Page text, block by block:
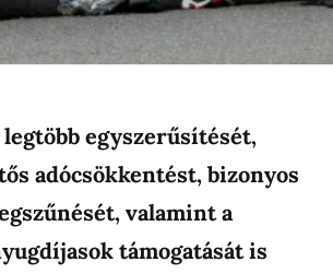
egyszerűsítését,
adócsökkentést, bizonyos
valamint a
támogatását is